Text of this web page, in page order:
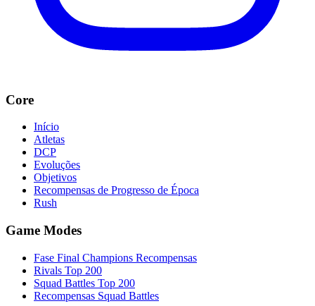
Core
Início
Atletas
DCP
Evoluções
Objetivos
Recompensas de Progresso de Época
Rush
Game Modes
Fase Final Champions Recompensas
Rivals Top 200
Squad Battles Top 200
Recompensas Squad Battles